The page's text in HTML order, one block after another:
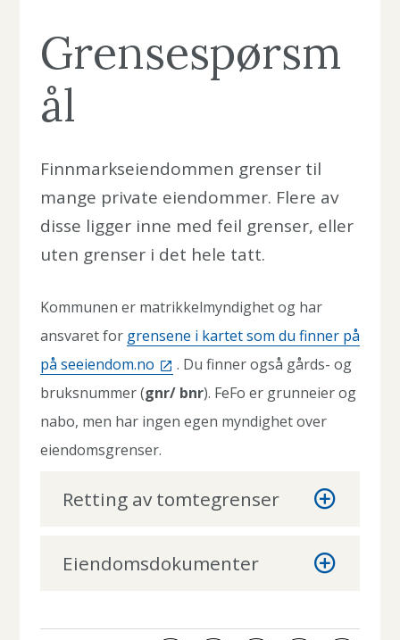
l
s
k
r
a
f
t
i
g
F
n
m
Grensespørsm
ål
Finnmarkseiendommen grenser til
mange private eiendommer. Flere av
disse ligger inne med feil grenser, eller
uten grenser i det hele tatt.
Kommunen er matrikkelmyndighet og har
ansvaret for grensene i kartet som du finner på
på seeiendom.no
. Du finner også gårds- og
bruksnummer (gnr/ bnr). FeFo er grunneier og
nabo, men har ingen egen myndighet over
eiendomsgrenser.
Retting av tomtegrenser
Eiendomsdokumenter